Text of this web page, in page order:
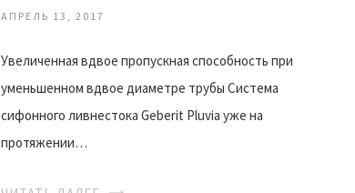
АПРЕЛЬ 13, 2017
Увеличенная вдвое пропускная способность при
уменьшенном вдвое диаметре трубы Система
сифонного ливнестока Geberit Pluvia уже на
протяжении…